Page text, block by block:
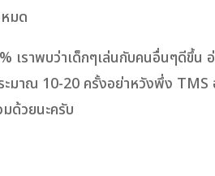
มด
เราพบว่าเด็กๆเล่นกับคนอื่นๆดีขึ้น
มาณ 10-20 ครั้งอย่าหวังพึ่ง TMS
ด้วยนะครับ